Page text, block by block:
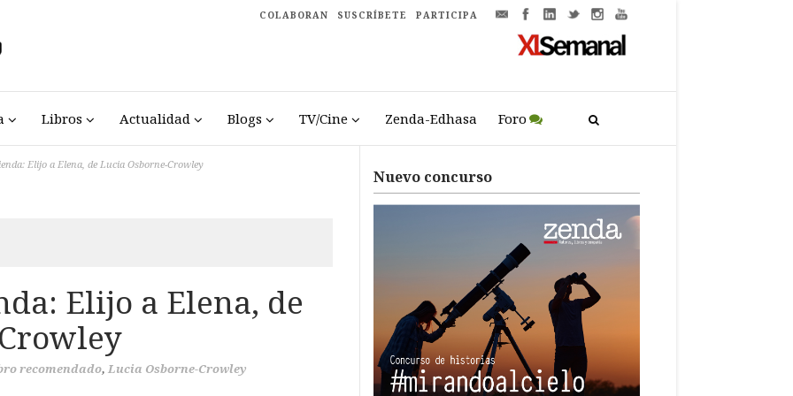
COLABORAN SUSCRÍBETE PARTICIPA
Libros Actualidad Blogs TV/Cine Zenda-Edhasa Foro
Elijo a Elena, de Lucia Osborne-Crowley
Elijo a Elena, de
recomendado, Lucia Osborne-Crowley
Nuevo concurso